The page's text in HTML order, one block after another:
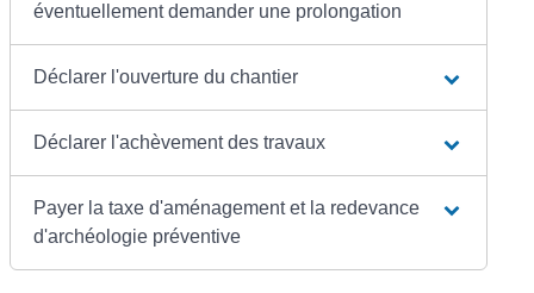
éventuellement demander une prolongation
Déclarer l'ouverture du chantier
Déclarer l'achèvement des travaux
Payer la taxe d'aménagement et la redevance
d'archéologie préventive